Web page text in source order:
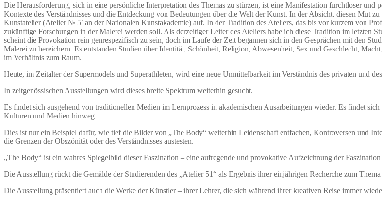
Die Herausforderung, sich in eine persönliche Interpretation des Themas zu stürzen, ist eine Manifestation furchtloser
Kontexte des Verständnisses und die Entdeckung von Bedeutungen über die Welt der Kunst. In der Absicht, diesen Mut
Kunstatelier (Atelier № 51an der Nationalen Kunstakademie) auf. In der Tradition des Ateliers, das bis vor kurzem von
zukünftige Forschungen in der Malerei werden soll. Als derzeitiger Leiter des Ateliers habe ich diese Tradition im letzten
scheint die Provokation rein genrespezifisch zu sein, doch im Laufe der Zeit begannen sich in den Gesprächen mit den
Malerei zu bereichern. Es entstanden Studien über Identität, Schönheit, Religion, Abwesenheit, Sex und Geschlecht,
im Verhältnis zum Raum.
Heute, im Zeitalter der Supermodels und Superathleten, wird eine neue Unmittelbarkeit im Verständnis des privaten und
In zeitgenössischen Ausstellungen wird dieses breite Spektrum weiterhin gesucht.
Es findet sich ausgehend von traditionellen Medien im Lernprozess in akademischen Ausarbeitungen wieder. Es findet
Kulturen und Medien hinweg.
Dies ist nur ein Beispiel dafür, wie tief die Bilder von „The Body“ weiterhin Leidenschaft entfachen, Kontroversen und
die Grenzen der Obszönität oder des Verständnisses austesten.
„The Body“ ist ein wahres Spiegelbild dieser Faszination – eine aufregende und provokative Aufzeichnung der
Die Ausstellung rückt die Gemälde der Studierenden des „Atelier 51“ als Ergebnis ihrer einjährigen Recherche zum
Die Ausstellung präsentiert auch die Werke der Künstler – ihrer Lehrer, die sich während ihrer kreativen Reise immer